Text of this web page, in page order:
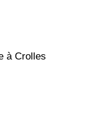
à Crolles